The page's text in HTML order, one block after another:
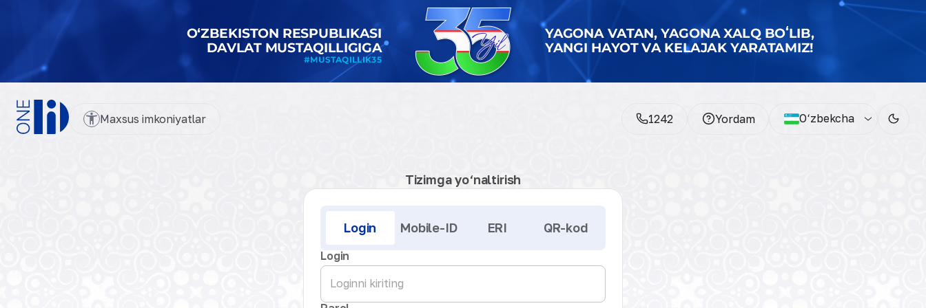
Maxsus imkoniyatlar 1242 Yordam O‘zbekcha
Tizimga yo‘naltirish
Kirish
Login Mobile-ID ERI QR-kod
Login